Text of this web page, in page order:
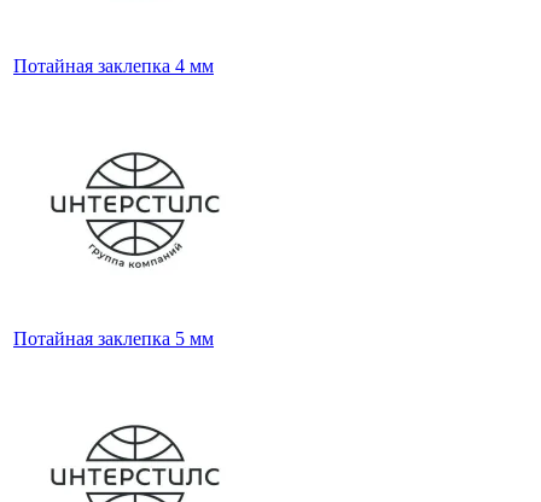
Потайная заклепка 4 мм
Потайная заклепка 5 мм